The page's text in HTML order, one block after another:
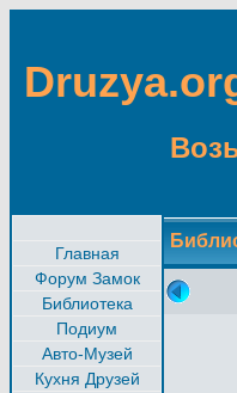
Главная
Форум Замок
Библиотека
Подиум
Авто-Музей
Кухня Друзей